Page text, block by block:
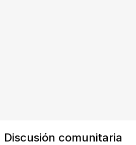
Discusión comunitaria